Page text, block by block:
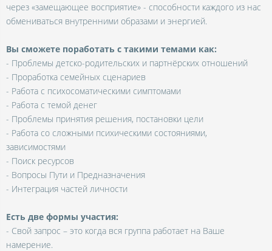
через «замещающее восприятие» - способности каждого из нас
обмениваться внутренними образами и энергией.
Вы сможете поработать с такими темами как:
- Проблемы детско-родительских и партнёрских отношений
- Проработка семейных сценариев
- Работа с психосоматическими симптомами
- Работа с темой денег
- Проблемы принятия решения, постановки цели
- Работа со сложными психическими состояниями,
зависимостями
- Поиск ресурсов
- Вопросы Пути и Предназначения
- Интеграция частей личности
Есть две формы участия:
- Свой запрос – это когда вся группа работает на Ваше
намерение.